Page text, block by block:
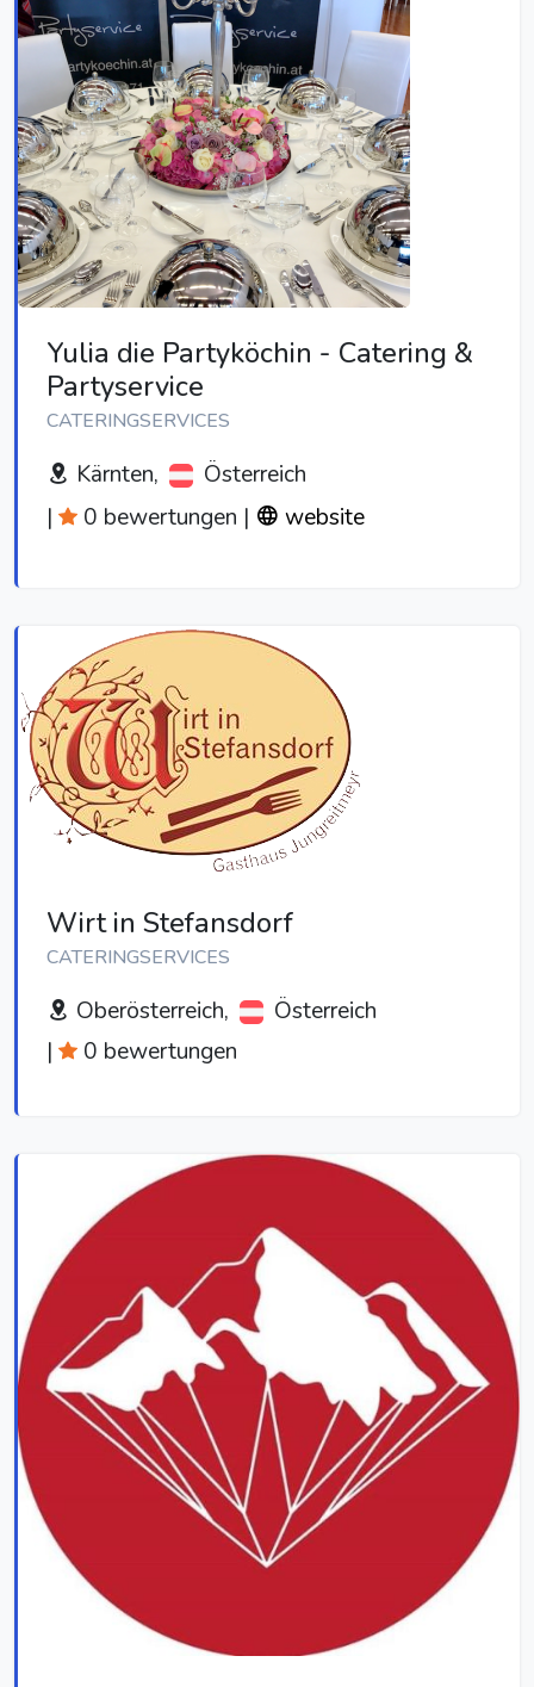
Yulia die Partyköchin - Catering &
Partyservice
CATERINGSERVICES
Kärnten,
Österreich
|
0 bewertungen | website
Wirt in Stefansdorf
CATERINGSERVICES
Oberösterreich,
Österreich
|
0 bewertungen